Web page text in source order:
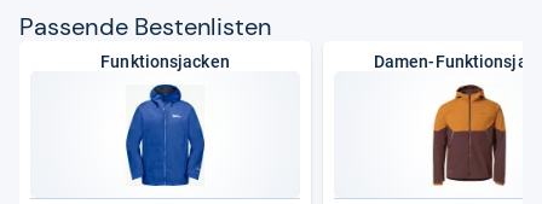
Pas­sende Bes­ten­lis­ten
Funktionsjacken Damen-